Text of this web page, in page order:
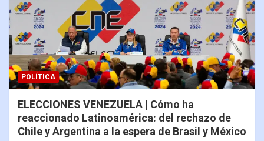
POLÍTICA
ELECCIONES VENEZUELA | Cómo ha
reaccionado Latinoamérica: del rechazo de
Chile y Argentina a la espera de Brasil y México